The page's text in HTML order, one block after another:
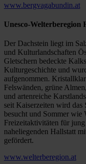
www.bergvagabundin.at
Unesco-Welterberegion
Der Dachstein liegt im
und Kulturlandschaften
Gletschern bedeckte
Kulturgeschichte und
aufgenommen.
Felswänden, grüne
und artenreiche
seit Kaiserzeiten wird
besucht und Sommer wie
Freizeitaktivitäten für
naheliegenden Hallstatt
gefördert.
www.welterberegion.at